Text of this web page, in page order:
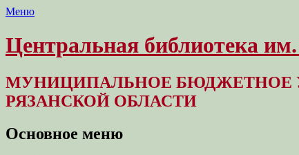
Меню
Центральная библиотека
МУНИЦИПАЛЬНОЕ БЮДЖЕТНОЕ
РЯЗАНСКОЙ ОБЛАСТИ
Основное меню